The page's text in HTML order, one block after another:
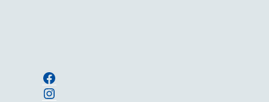
Facebook
Instagram